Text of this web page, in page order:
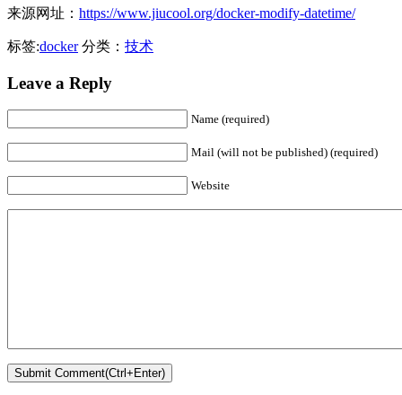
来源网址： https://www.jiucool.org/docker-modify-datetime/
标签:docker 分类： 技术
Leave a Reply
Name (required)
Mail (will not be published) (required)
Website